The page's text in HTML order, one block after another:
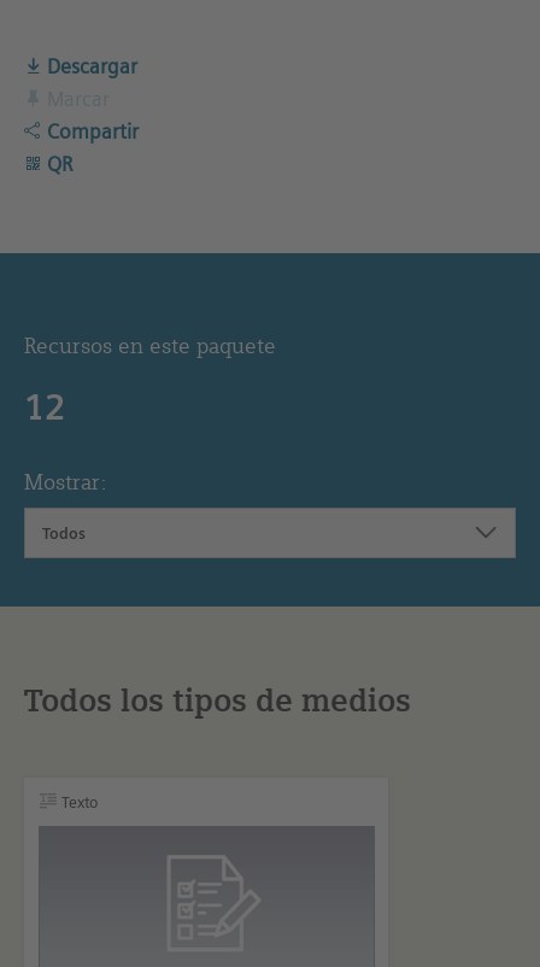
Descargar
Compartir
QR
Recursos en este paquete
12
Mostrar:
Todos
Todos los tipos de medios
Texto